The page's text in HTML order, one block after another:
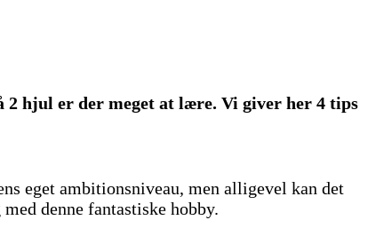
2 hjul er der meget at lære. Vi giver her 4 tips
eget ambitionsniveau, men alligevel kan det
denne fantastiske hobby.